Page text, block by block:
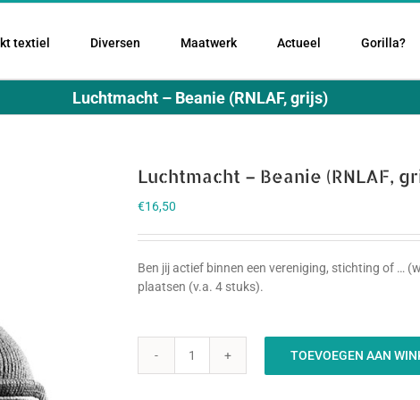
textiel Diversen Maatwerk Actueel Gorilla?
Luchtmacht – Beanie (RNLAF, grijs)
Luchtmacht – Beanie (RNLAF,
€16,50
Ben jij actief binnen een vereniging, stichting of …
plaatsen (v.a. 4 stuks).
Luchtmacht
TOEVOEGEN AAN